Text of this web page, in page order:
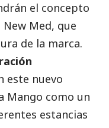
el concepto
Med, que
de la marca.
este nuevo
Mango como un
estancias